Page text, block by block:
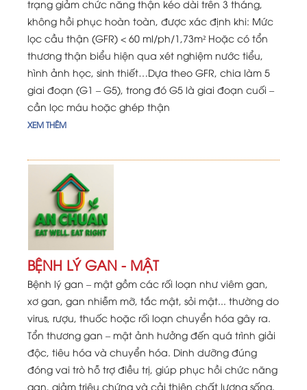
trạng giảm chức năng thận kéo dài trên 3 tháng,
không hồi phục hoàn toàn, được xác định khi: Mức
lọc cầu thận (GFR) < 60 ml/ph/1,73m² Hoặc có tổn
thương thận biểu hiện qua xét nghiệm nước tiểu,
hình ảnh học, sinh thiết…Dựa theo GFR, chia làm 5
giai đoạn (G1 – G5), trong đó G5 là giai đoạn cuối –
cần lọc máu hoặc ghép thận
XEM THÊM
BỆNH LÝ GAN - MẬT
Bệnh lý gan – mật gồm các rối loạn như viêm gan,
xơ gan, gan nhiễm mỡ, tắc mật, sỏi mật... thường do
virus, rượu, thuốc hoặc rối loạn chuyển hóa gây ra.
Tổn thương gan – mật ảnh hưởng đến quá trình giải
độc, tiêu hóa và chuyển hóa. Dinh dưỡng đúng
đóng vai trò hỗ trợ điều trị, giúp phục hồi chức năng
gan, giảm triệu chứng và cải thiện chất lượng sống.